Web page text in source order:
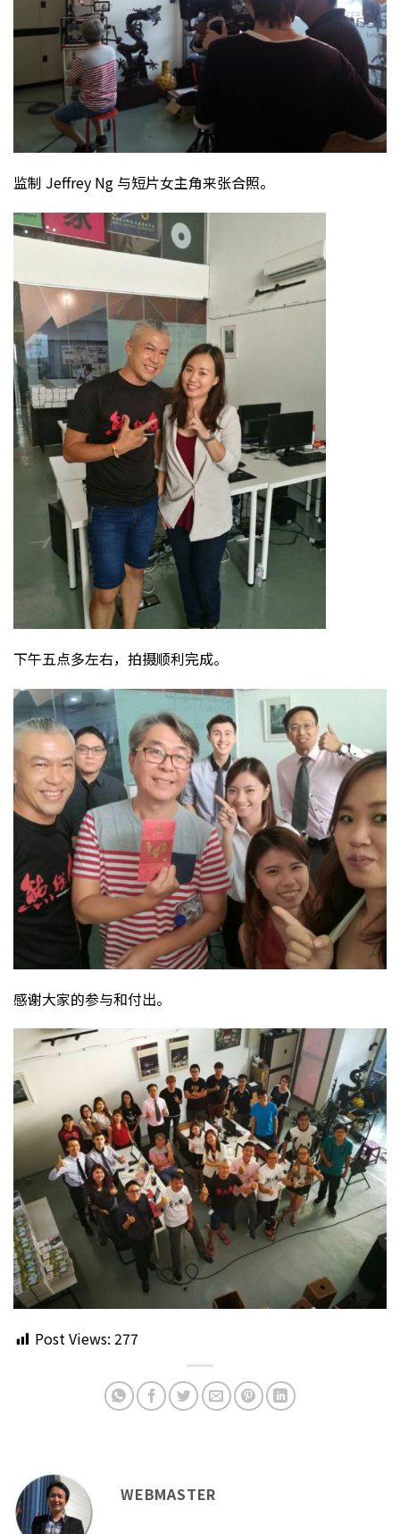
监制 Jeffrey Ng 与短片女主角来张合照。
下午五点多左右，拍摄顺利完成。
感谢大家的参与和付出。
Post Views: 277
WEBMASTER